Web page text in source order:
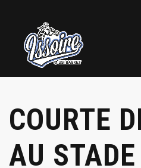
COURTE
AU STADE